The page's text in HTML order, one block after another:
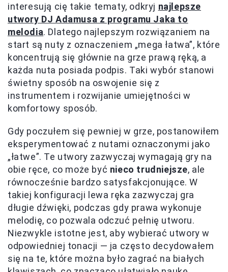
interesują cię takie tematy, odkryj najlepsze
utwory DJ Adamusa z programu Jaka to
melodia. Dlatego najlepszym rozwiązaniem na
start są nuty z oznaczeniem „mega łatwa”, które
koncentrują się głównie na grze prawą ręką, a
każda nuta posiada podpis. Taki wybór stanowi
świetny sposób na oswojenie się z
instrumentem i rozwijanie umiejętności w
komfortowy sposób.
Gdy poczułem się pewniej w grze, postanowiłem
eksperymentować z nutami oznaczonymi jako
„łatwe”. Te utwory zazwyczaj wymagają gry na
obie ręce, co może być nieco trudniejsze, ale
równocześnie bardzo satysfakcjonujące. W
takiej konfiguracji lewa ręka zazwyczaj gra
długie dźwięki, podczas gdy prawa wykonuje
melodię, co pozwala odczuć pełnię utworu.
Niezwykle istotne jest, aby wybierać utwory w
odpowiedniej tonacji — ja często decydowałem
się na te, które można było zagrać na białych